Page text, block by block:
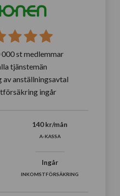
st medlemmar
tjänstemän
av anställningsavtal
ingår
A-KASSA
140 kr/mån
INKOMSTFÖRSÄKRING
Ingår